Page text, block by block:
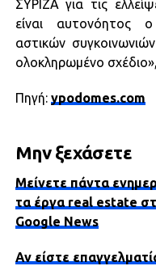
ΣΥΡΙΖΑ για τις
είναι αυτονόητος
αστικών
ολοκληρωμένο
Πηγή: ypodomes.com
Μην ξεχάσετε
Μείνετε πάντα
τα έργα real estate
Google News
Αν είστε